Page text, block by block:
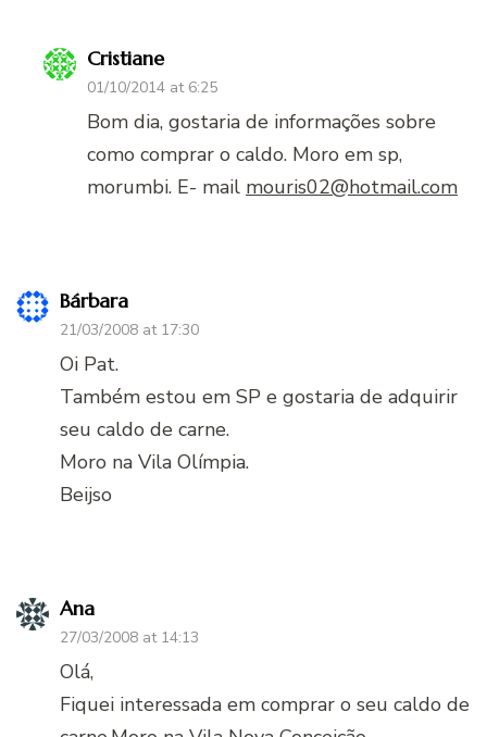
Cristiane
01/10/2014 at 6:25
Bom dia, gostaria de informações sobre
como comprar o caldo. Moro em sp,
morumbi. E- mail mouris02@hotmail.com
Bárbara
21/03/2008 at 17:30
Oi Pat.
Também estou em SP e gostaria de adquirir
seu caldo de carne.
Moro na Vila Olímpia.
Beijso
Ana
27/03/2008 at 14:13
Olá,
Fiquei interessada em comprar o seu caldo de